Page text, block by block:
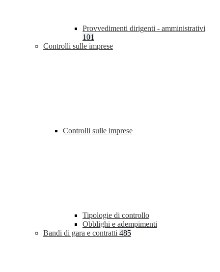
Provvedimenti dirigenti - amministrativi
101
Controlli sulle imprese
Controlli sulle imprese
Tipologie di controllo
Obblighi e adempimenti
Bandi di gara e contratti 485